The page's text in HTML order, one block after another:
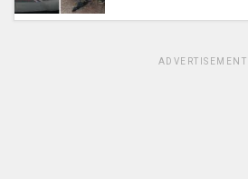
ADVERTISEMENT